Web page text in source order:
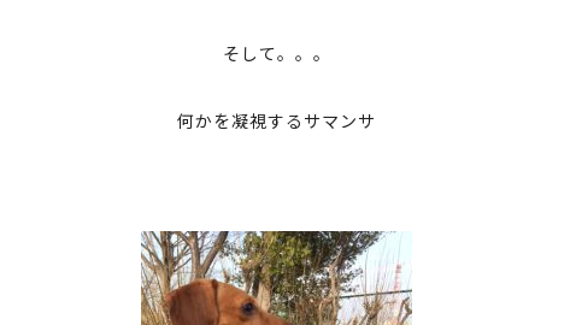
そして。。。
何かを凝視するサマンサ